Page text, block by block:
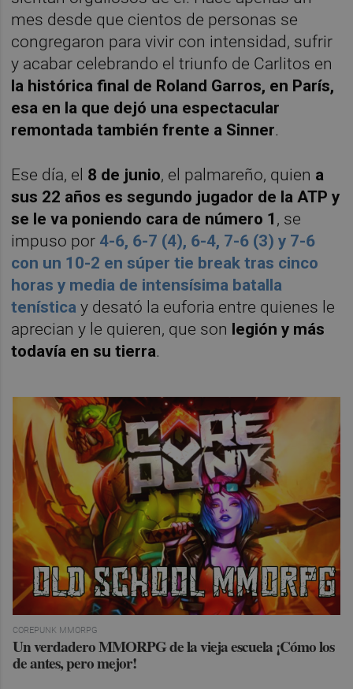
mes desde que cientos de personas se
congregaron para vivir con intensidad, sufrir
y acabar celebrando el triunfo de Carlitos en
la histórica final de Roland Garros, en París,
esa en la que dejó una espectacular
remontada también frente a Sinner.
Ese día, el 8 de junio, el palmareño, quien a
sus 22 años es segundo jugador de la ATP y
se le va poniendo cara de número 1 , se
impuso por 4-6, 6-7 (4), 6-4, 7-6 (3) y 7-6
con un 10-2 en súper tie break tras cinco
horas y media de intensísima batalla
tenística y desató la euforia entre quienes le
aprecian y le quieren, que son legión y más
todavía en su tierra.
COREPUNK MMORPG
Un verdadero MMORPG de la vieja escuela ¡Cómo los
de antes, pero mejor!